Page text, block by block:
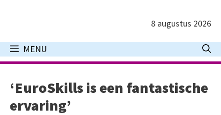
inhoud
8 augustus 2026
MENU
‘EuroSkills is een fantastische
ervaring’